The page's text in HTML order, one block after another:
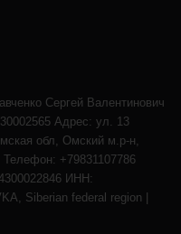
Сергей Валентинович
Адрес: ул. 13
обл, Омский м.р-н,
Телефон: +79831107786
ИНН:
Siberian federal region |